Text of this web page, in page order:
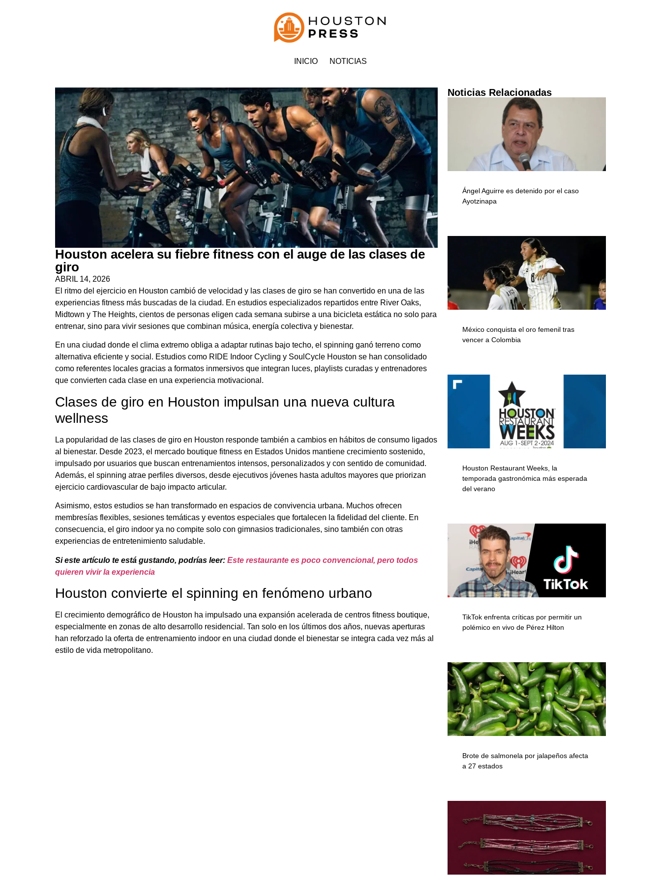
INICIO NOTICIAS
Houston acelera su fiebre fitness con el auge de las clases de
giro
ABRIL 14, 2026
El ritmo del ejercicio en Houston cambió de velocidad y las clases de giro se han convertido en una de las
experiencias fitness más buscadas de la ciudad. En estudios especializados repartidos entre River Oaks,
Midtown y The Heights, cientos de personas eligen cada semana subirse a una bicicleta estática no solo para
entrenar, sino para vivir sesiones que combinan música, energía colectiva y bienestar.
En una ciudad donde el clima extremo obliga a adaptar rutinas bajo techo, el spinning ganó terreno como
alternativa eficiente y social. Estudios como RIDE Indoor Cycling y SoulCycle Houston se han consolidado
como referentes locales gracias a formatos inmersivos que integran luces, playlists curadas y entrenadores
que convierten cada clase en una experiencia motivacional.
Clases de giro en Houston impulsan una nueva cultura
wellness
La popularidad de las clases de giro en Houston responde también a cambios en hábitos de consumo ligados
al bienestar. Desde 2023, el mercado boutique fitness en Estados Unidos mantiene crecimiento sostenido,
impulsado por usuarios que buscan entrenamientos intensos, personalizados y con sentido de comunidad.
Además, el spinning atrae perfiles diversos, desde ejecutivos jóvenes hasta adultos mayores que priorizan
ejercicio cardiovascular de bajo impacto articular.
Asimismo, estos estudios se han transformado en espacios de convivencia urbana. Muchos ofrecen
membresías flexibles, sesiones temáticas y eventos especiales que fortalecen la fidelidad del cliente. En
consecuencia, el giro indoor ya no compite solo con gimnasios tradicionales, sino también con otras
experiencias de entretenimiento saludable.
Si este artículo te está gustando, podrías leer: Este restaurante es poco convencional, pero todos
quieren vivir la experiencia
Houston convierte el spinning en fenómeno urbano
El crecimiento demográfico de Houston ha impulsado una expansión acelerada de centros fitness boutique,
especialmente en zonas de alto desarrollo residencial. Tan solo en los últimos dos años, nuevas aperturas
han reforzado la oferta de entrenamiento indoor en una ciudad donde el bienestar se integra cada vez más al
estilo de vida metropolitano.
Noticias Relacionadas
Ángel Aguirre es detenido por el caso
Ayotzinapa
México conquista el oro femenil tras
vencer a Colombia
Houston Restaurant Weeks, la
temporada gastronómica más esperada
del verano
TikTok enfrenta críticas por permitir un
polémico en vivo de Pérez Hilton
Brote de salmonela por jalapeños afecta
a 27 estados